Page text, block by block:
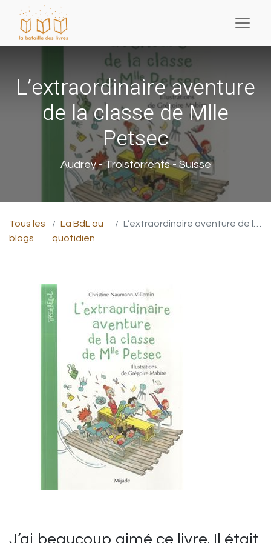
L’extraordinaire aventure
de la classe de Mlle
Petsec
Audrey - Troistorrents - Suisse
Tous les
blogs
La BdL au
quotidien
L’extraordinaire aventure de la classe de Mlle Petsec
J’ai beaucoup aimé ce livre. Il était